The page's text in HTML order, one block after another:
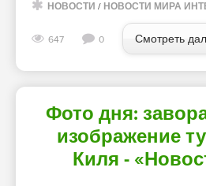
НОВОСТИ / НОВОСТИ МИРА
647 0 Смотреть
Фото дня:
изображение
Киля -